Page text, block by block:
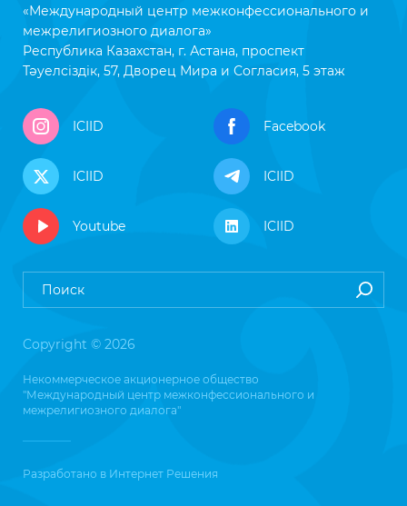
«Международный центр межконфессионального и
межрелигиозного диалога»
Республика Казахстан, г. Астана, проспект
Тәуелсіздік, 57, Дворец Мира и Согласия, 5 этаж
ICIID Facebook
ICIID ICIID
Youtube ICIID
Copyright © 2026
Некоммерческое акционерное общество
"Международный центр межконфессионального и
межрелигиозного диалога"
Разработано в Интернет Решения